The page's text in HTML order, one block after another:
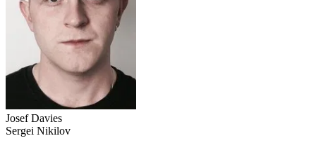
Josef Davies
Sergei Nikilov